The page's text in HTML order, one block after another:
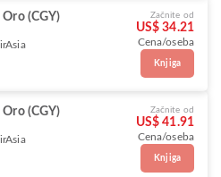
Oro (CGY) Začnite od
US$ 34.21
Cena/oseba
Knjiga
Oro (CGY) Začnite od
US$ 41.91
Cena/oseba
Knjiga